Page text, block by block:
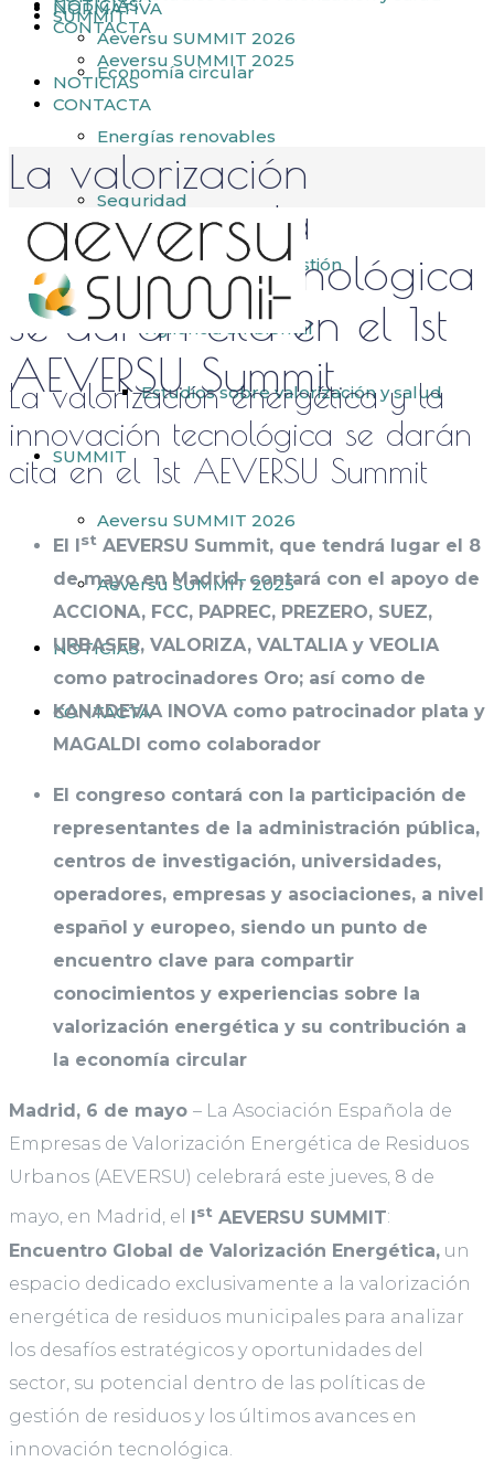
NORMATIVA
Economía circular
Energías renovables
Seguridad
Control de combustión
Vigilancia ambiental
Estudios sobre valorización y salud
SUMMIT
Aeversu SUMMIT 2026
Aeversu SUMMIT 2025
NOTICIAS
CONTACTA
NOTICIAS
CONTACTA
SUMMIT
Aeversu SUMMIT 2026
Aeversu SUMMIT 2025
NOTICIAS
CONTACTA
La valorización
energética y la
innovación tecnológica
se darán cita en el 1st
AEVERSU Summit
La valorización energética y la
innovación tecnológica se darán
cita en el 1st AEVERSU Summit
El I st AEVERSU Summit, que tendrá lugar el 8
de mayo en Madrid, contará con el apoyo de
ACCIONA, FCC, PAPREC, PREZERO, SUEZ,
URBASER, VALORIZA, VALTALIA y VEOLIA
como patrocinadores Oro; así como de
KANADEVIA INOVA como patrocinador plata y
MAGALDI como colaborador
El congreso contará con la participación de
representantes de la administración pública,
centros de investigación, universidades,
operadores, empresas y asociaciones, a nivel
español y europeo, siendo un punto de
encuentro clave para compartir
conocimientos y experiencias sobre la
valorización energética y su contribución a
la economía circular
Madrid, 6 de mayo – La Asociación Española de
Empresas de Valorización Energética de Residuos
Urbanos (AEVERSU) celebrará este jueves, 8 de
mayo, en Madrid, el Ist AEVERSU SUMMIT:
Encuentro Global de Valorización Energética, un
espacio dedicado exclusivamente a la valorización
energética de residuos municipales para analizar
los desafíos estratégicos y oportunidades del
sector, su potencial dentro de las políticas de
gestión de residuos y los últimos avances en
innovación tecnológica.